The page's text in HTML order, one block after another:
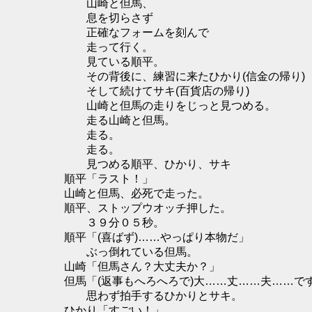
山崎と但馬、
息を切らさず
正確なフォームを刻んで
走って行く。
見ている順平。
その背後に、練習に来たひかり(信金の帰り)
そして続けてサキ(百貨店の帰り)
山崎と但馬の走りをじっと見つめる。
走る山崎と但馬。
走る。
走る。
見つめる順平、ひかり、サキ
順平「ラスト！」
山崎と但馬、必死で走った。
順平、ストップウオッチ押した。
３９分０５秒。
順平「(喜ばず)……やっぱり本物だ」
ぶっ倒れている但馬。
山崎「但馬さん？大丈夫か？」
但馬「(返事もへろへろで)大……丈……夫……で
思わず拍手するひかりとサキ。